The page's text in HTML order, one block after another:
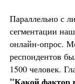
Параллельно с
сегментации
онлайн-опрос.
респондентов
1500 человек.
"Какой фактор